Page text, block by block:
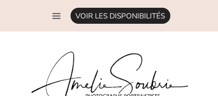
contenu
VOIR LES DISPONIBILITÉS